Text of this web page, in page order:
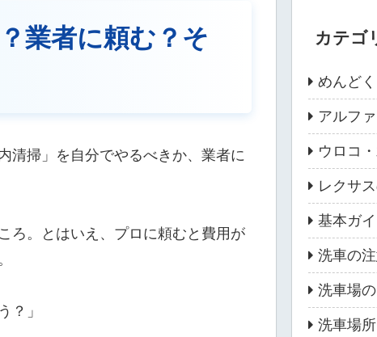
業者に頼む？そ
清掃」を自分でやるべきか、業者に
ろ。とはいえ、プロに頼むと費用が
？」
カテゴ
めんど
アルフ
ウロコ
レクサ
基本ガ
洗車の
洗車場
洗車場